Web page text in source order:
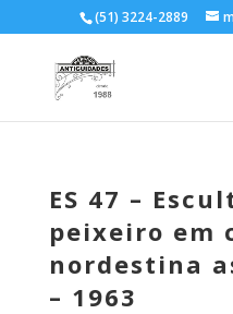
(51) 3224-2889
ES 47 –
peixeiro em
nordestina
– 1963